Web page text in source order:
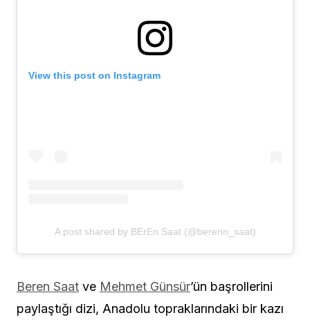
View this post on Instagram
A post shared by BErEn Saat (@berenn_saat)
Beren Saat ve Mehmet Günsür’ün başrollerini
paylaştığı dizi, Anadolu topraklarındaki bir kazı